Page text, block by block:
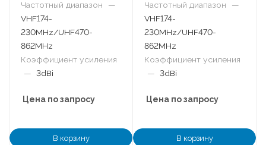
Частотный диапазон
—
VHF174-
230MHz/UHF470-
862MHz
Коэффициент усиления
— 3dBi
Цена по запросу
В корзину
Частотный диапазон
—
VHF174-
230MHz/UHF470-
862MHz
Коэффициент усиления
— 3dBi
Цена по запросу
В корзину